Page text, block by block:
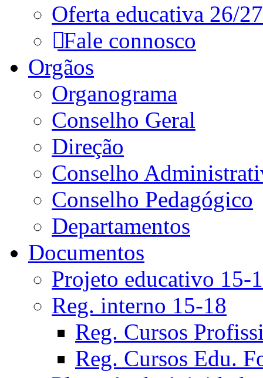
Oferta educativa 26/27
Fale connosco
Orgãos
Organograma
Conselho Geral
Direção
Conselho
Conselho Pedagógico
Departamentos
Documentos
Projeto educativo 15-
Reg. interno 15-18
Reg. Cursos
Reg. Cursos Edu.